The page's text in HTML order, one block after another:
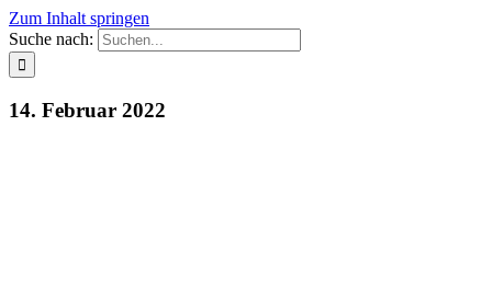
Zum Inhalt springen
Suche nach:
14. Februar 2022